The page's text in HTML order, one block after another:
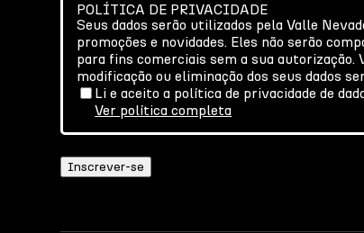
POLÍTICA DE PRIVACIDADE
Seus dados serão utilizados pela Valle
promoções e novidades. Eles não serão
para fins comerciais sem a sua autorização.
modificação ou eliminação dos seus dados
Li e aceito a política de privacidade de
Ver política completa